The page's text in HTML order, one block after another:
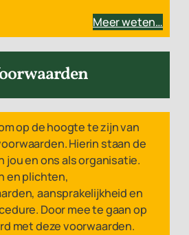
Meer weten…
op de hoogte te zijn van
Hierin staan de
jou en ons als organisatie.
en plichten,
aansprakelijkheid en
Door mee te gaan op
met deze voorwaarden.